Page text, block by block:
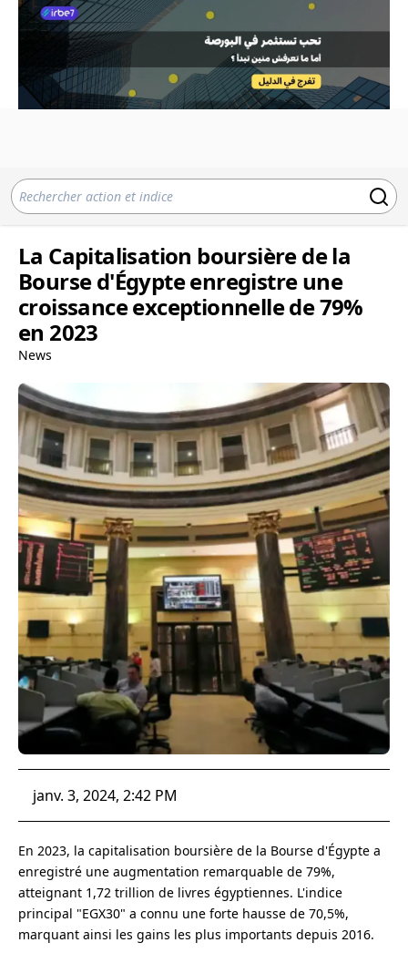
La Capitalisation boursière de la
Bourse d'Égypte enregistre une
croissance exceptionnelle de 79%
en 2023
News
janv. 3, 2024, 2:42 PM
En 2023, la capitalisation boursière de la Bourse d'Égypte a
enregistré une augmentation remarquable de 79%,
atteignant 1,72 trillion de livres égyptiennes. L'indice
principal "EGX30" a connu une forte hausse de 70,5%,
marquant ainsi les gains les plus importants depuis 2016.